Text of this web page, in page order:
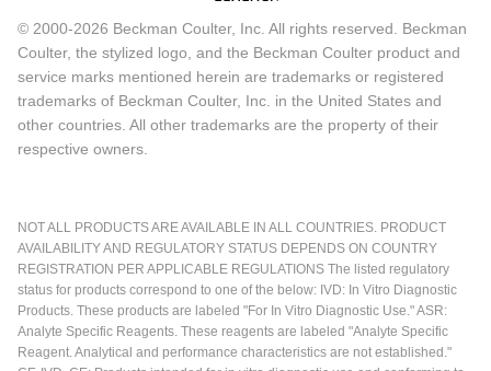
© 2000-2026 Beckman Coulter, Inc. All rights reserved. Beckman
Coulter, the stylized logo, and the Beckman Coulter product and
service marks mentioned herein are trademarks or registered
trademarks of Beckman Coulter, Inc. in the United States and
other countries. All other trademarks are the property of their
respective owners.
NOT ALL PRODUCTS ARE AVAILABLE IN ALL COUNTRIES. PRODUCT
AVAILABILITY AND REGULATORY STATUS DEPENDS ON COUNTRY
REGISTRATION PER APPLICABLE REGULATIONS The listed regulatory
status for products correspond to one of the below: IVD: In Vitro Diagnostic
Products. These products are labeled "For In Vitro Diagnostic Use." ASR:
Analyte Specific Reagents. These reagents are labeled "Analyte Specific
Reagent. Analytical and performance characteristics are not established."